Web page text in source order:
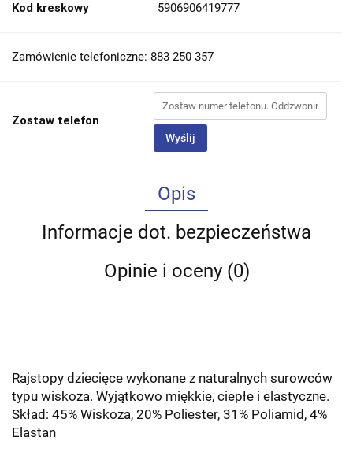
Kod kreskowy 5906906419777
Zamówienie telefoniczne: 883 250 357
Zostaw telefon
Wyślij
Opis
Informacje dot. bezpieczeństwa
Opinie i oceny (0)
Rajstopy dziecięce wykonane z naturalnych surowców
typu wiskoza. Wyjątkowo miękkie, ciepłe i elastyczne.
Skład: 45% Wiskoza, 20% Poliester, 31% Poliamid, 4%
Elastan